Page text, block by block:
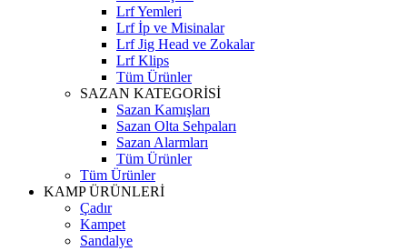
Lrf Yemleri
Lrf İp ve Misinalar
Lrf Jig Head ve Zokalar
Lrf Klips
Tüm Ürünler
SAZAN KATEGORİSİ
Sazan Kamışları
Sazan Olta Sehpaları
Sazan Alarmları
Tüm Ürünler
Tüm Ürünler
KAMP ÜRÜNLERİ
Çadır
Kampet
Sandalye